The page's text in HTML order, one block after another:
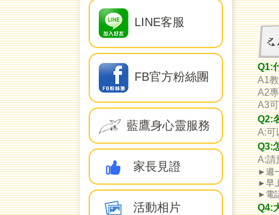
LINE客服
FB官方粉絲團
藍鷹身心靈服務
家長見證
活動相片
Q1:
A1
A2
A3
Q2:
A:可
Q3:
A:請
►週
►早
►電
Q4: